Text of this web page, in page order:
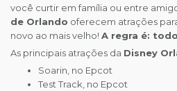
você curtir em família ou entre
de Orlando oferecem atrações
novo ao mais velho! A regra é:
As principais atrações da Disney
Soarin, no Epcot
Test Track, no Epcot